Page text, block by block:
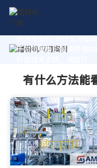
作为专业的 有什么方法
于为您量身定制高价值的
有什么方法能